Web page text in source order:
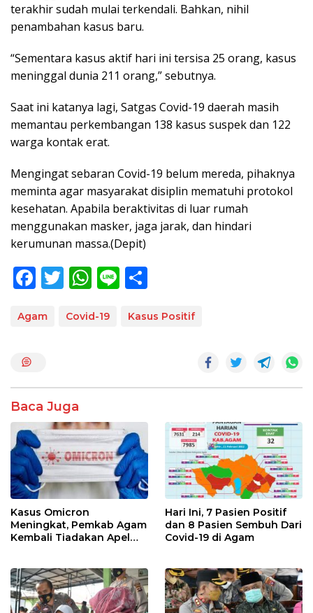
terakhir sudah mulai terkendali. Bahkan, nihil
penambahan kasus baru.
“Sementara kasus aktif hari ini tersisa 25 orang, kasus
meninggal dunia 211 orang,” sebutnya.
Saat ini katanya lagi, Satgas Covid-19 daerah masih
memantau perkembangan 138 kasus suspek dan 122
warga kontak erat.
Mengingat sebaran Covid-19 belum mereda, pihaknya
meminta agar masyarakat disiplin mematuhi protokol
kesehatan. Apabila beraktivitas di luar rumah
menggunakan masker, jaga jarak, dan hindari
kerumunan massa.(Depit)
F
e
o
k
T
itt
W
at
p
Li
e ar
Agam Covid-19 Kasus Positif
Baca Juga
Kasus Omicron
Meningkat, Pemkab Agam
Kembali Tiadakan Apel
Hari Ini, 7 Pasien Positif
dan 8 Pasien Sembuh Dari
Covid-19 di Agam